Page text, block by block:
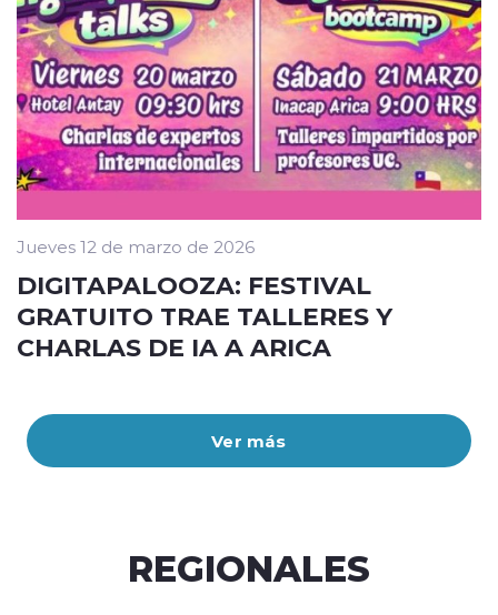
Ver más
Jueves 12 de marzo de 2026
DIGITAPALOOZA: FESTIVAL
GRATUITO TRAE TALLERES Y
CHARLAS DE IA A ARICA
REGIONALES